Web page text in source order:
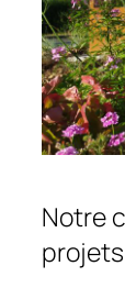
Notre
projets